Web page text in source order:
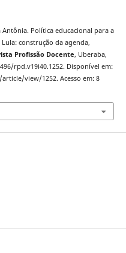
Antônia. Política educacional para a
construção da agenda,
Profissão Docente, Uberaba,
rpd.v19i40.1252. Disponível em:
view/1252. Acesso em: 8